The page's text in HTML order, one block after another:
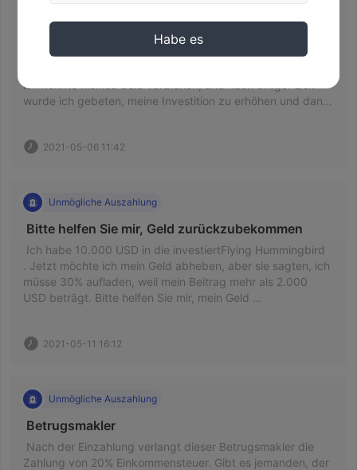
Sie die Steuern nicht innerhalb von 3-5 Tagen rechtzeitig
bezahlen, wird Ihr Konto gesperrt und der gesamte Betrag
Nebenstellennummer kann 0502 oder 0704 sein, ...)
Glauben Sie dieser Seite nicht, sie sind ein Betrug.
Jemand hat eine gute Beziehung und Freundschaft
aufgebaut und dann versprochen, mit Ihrer Investition
ich konnte kleines Geld verdienen, und nach einiger Zeit
wurde ich gebeten, meine Investition zu erhöhen und dann
ich nicht mehr getan habe, weil ich dachte, es sei ein
2021-05-06 11:42
Unmögliche Auszahlung
Ich habe 10.000 USD in die investiertFlying Hummingbird
. Jetzt möchte ich mein Geld abheben, aber sie sagten, ich
müsse 30% aufladen, weil mein Beitrag mehr als 2.000
USD beträgt. Bitte helfen Sie mir, mein Geld
2021-05-11 16:12
Unmögliche Auszahlung
Nach der Einzahlung verlangt dieser Betrugsmakler die
Zahlung von 20% Einkommensteuer. Gibt es jemanden, der
Habe es